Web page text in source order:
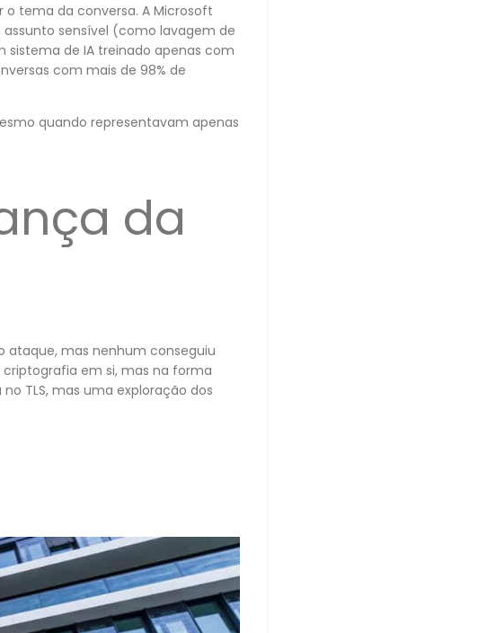
o tema da conversa. A Microsoft
sensível (como lavagem de
de IA treinado apenas com
com mais de 98% de
quando representavam apenas
da
ataque, mas nenhum conseguiu
em si, mas na forma
TLS, mas uma exploração dos